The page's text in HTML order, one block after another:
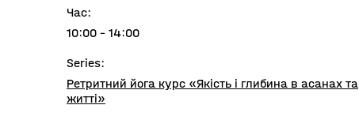
Час:
10:00 - 14:00
Series:
Ретритний йога курс «Якість і глибина в асанах та
житті»